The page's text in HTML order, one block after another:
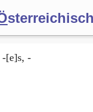
sterreichisch
-[e]s, -